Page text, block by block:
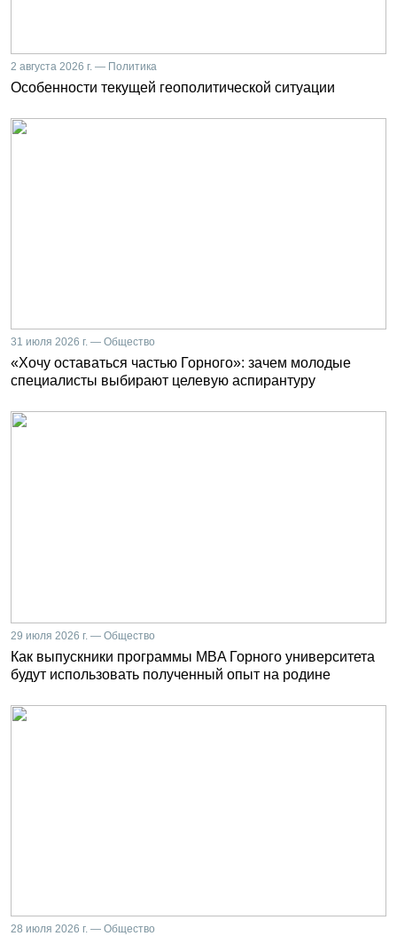
2 августа 2026 г. — Политика
Особенности текущей геополитической ситуации
31 июля 2026 г. — Общество
«Хочу оставаться частью Горного»: зачем молодые
специалисты выбирают целевую аспирантуру
29 июля 2026 г. — Общество
Как выпускники программы MBA Горного университета
будут использовать полученный опыт на родине
28 июля 2026 г. — Общество